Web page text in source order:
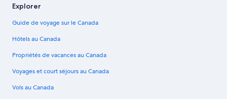
Explorer
Guide de voyage sur le Canada
Hôtels au Canada
Propriétés de vacances au Canada
Voyages et court séjours au Canada
Vols au Canada